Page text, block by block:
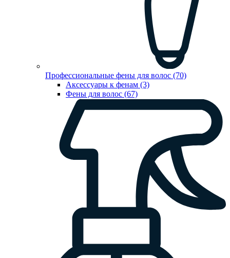
Профессиональные фены для волос (70)
Аксессуары к фенам (3)
Фены для волос (67)